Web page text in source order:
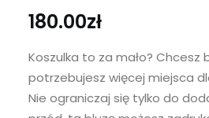
180.00zł
Koszulka to za mało? Chcesz
potrzebujesz więcej miejsca
Nie ograniczaj się tylko do